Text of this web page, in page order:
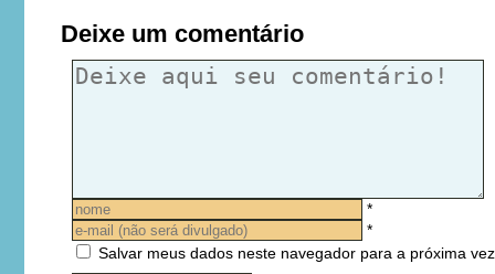
Deixe um comentário
*
*
Salvar meus dados neste navegador para a próxima